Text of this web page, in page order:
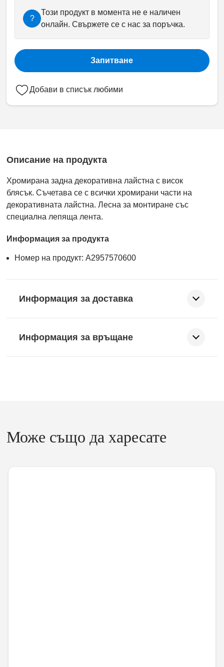
?
Този продукт в момента не е наличен
онлайн. Свържете се с нас за поръчка.
Запитване
Добави в списък любими
Описание на продукта
Хромирана задна декоративна лайстна с висок
блясък. Съчетава се с всички хромирани части на
декоративната лайстна. Лесна за монтиране със
специална лепяща лента.
Информация за продукта
Номер на продукт: A2957570600
Информация за доставка
Информация за връщане
Може също да харесате